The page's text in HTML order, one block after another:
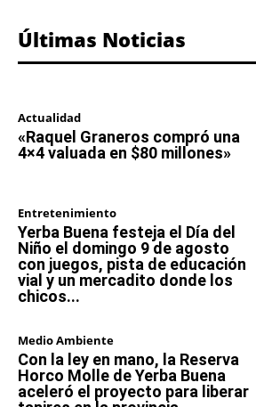
Últimas Noticias
Actualidad
«Raquel Graneros compró una
4×4 valuada en $80 millones»
Entretenimiento
Yerba Buena festeja el Día del
Niño el domingo 9 de agosto
con juegos, pista de educación
vial y un mercadito donde los
chicos...
Medio Ambiente
Con la ley en mano, la Reserva
Horco Molle de Yerba Buena
aceleró el proyecto para liberar